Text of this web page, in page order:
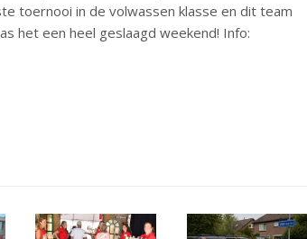
toernooi in de volwassen klasse en dit team
het een heel geslaagd weekend! Info: